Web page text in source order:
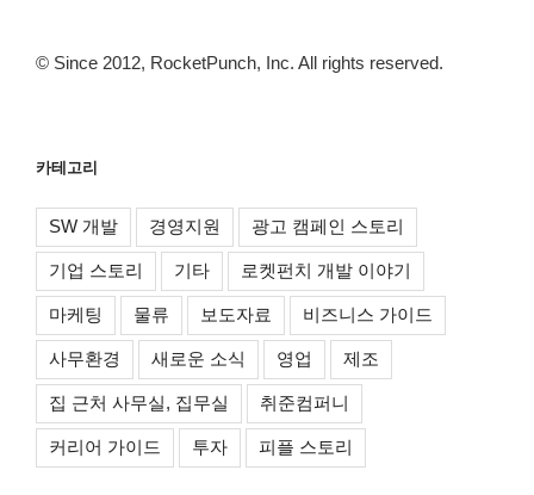
© Since 2012, RocketPunch, Inc. All rights reserved.
카테고리
SW 개발 경영지원 광고 캠페인 스토리
기업 스토리 기타 로켓펀치 개발 이야기
마케팅 물류 보도자료 비즈니스 가이드
사무환경 새로운 소식 영업 제조
집 근처 사무실, 집무실 취준컴퍼니
커리어 가이드 투자 피플 스토리